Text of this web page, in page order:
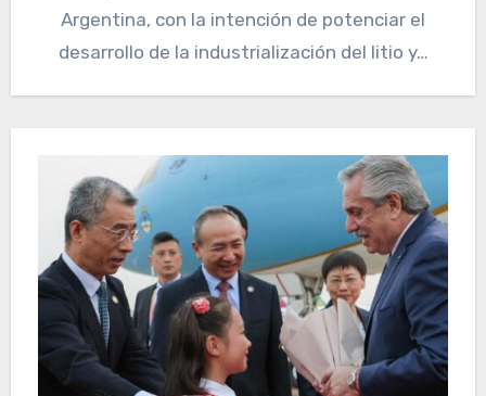
Argentina, con la intención de potenciar el
desarrollo de la industrialización del litio y…